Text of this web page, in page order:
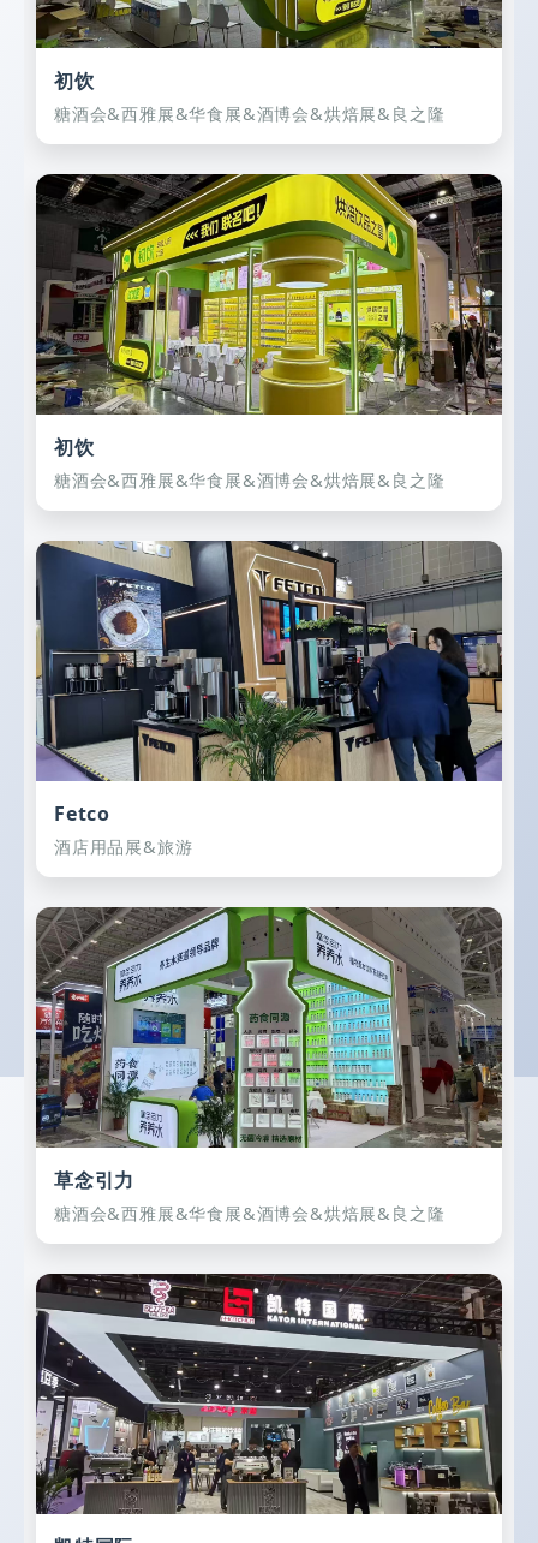
初饮
糖酒会&西雅展&华食展&酒博会&烘焙展&良之隆
初饮
糖酒会&西雅展&华食展&酒博会&烘焙展&良之隆
Fetco
酒店用品展&旅游
草念引力
糖酒会&西雅展&华食展&酒博会&烘焙展&良之隆